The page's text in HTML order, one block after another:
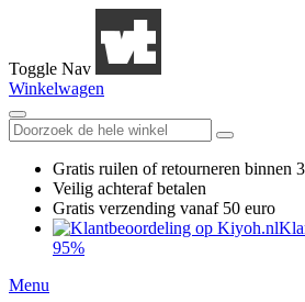
Toggle Nav
Winkelwagen
Gratis ruilen of retourneren binnen
Veilig achteraf betalen
Gratis verzending vanaf 50 euro
95%
Menu